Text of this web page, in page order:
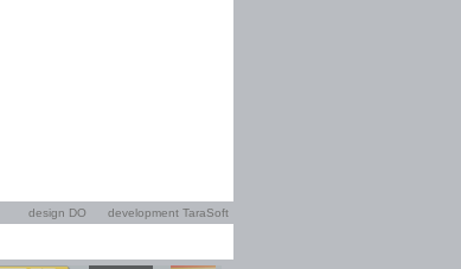
design DO development TaraSoft